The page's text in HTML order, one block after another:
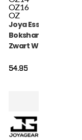
OZ16
OZ
Joya Essential
Bokshandschoenen
Zwart Wit
54.95